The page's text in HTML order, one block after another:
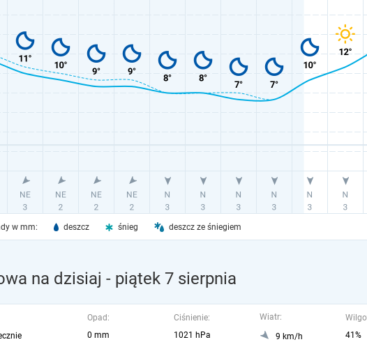
w mm: deszcz śnieg deszcz ze śniegiem
na dzisiaj - piątek 7 sierpnia
Opad:
0 mm
Ciśnienie:
1021 hPa
Wiatr:
9 km/h
41%